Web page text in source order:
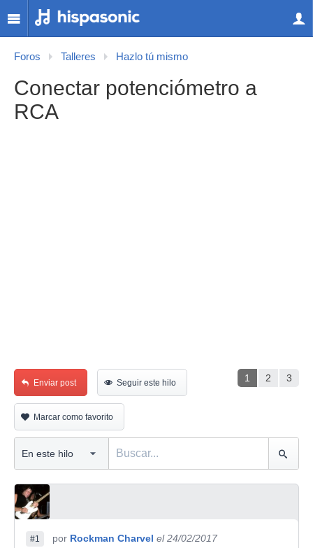
Foros Talleres Hazlo tú mismo
Conectar potenciómetro a
RCA
1 2 3
Enviar post Seguir este hilo
Marcar como favorito
#1 por Rockman Charvel el 24/02/2017